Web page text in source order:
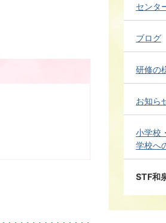
センタ
ブログ
研修の
お知ら
小学校
学校へ
STF和